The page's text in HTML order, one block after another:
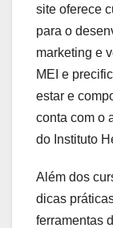
site oferece
para o
marketing e
MEI e
estar e
conta com o
do Instituto
Além dos
dicas
ferramentas